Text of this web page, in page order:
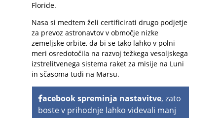
Floride.
Nasa si medtem želi certificirati drugo podjetje
za prevoz astronavtov v območje nizke
zemeljske orbite, da bi se tako lahko v polni
meri osredotočila na razvoj težkega vesoljskega
izstrelitvenega sistema raket za misije na Luni
in sčasoma tudi na Marsu.
acebook spreminja nastavitve, zato
boste v prihodnje lahko videvali manj